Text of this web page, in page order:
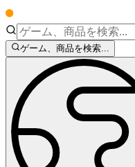
ゲーム、商品を検索...